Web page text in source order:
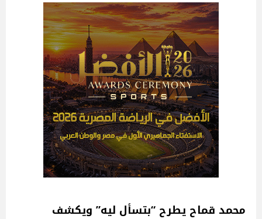
محمد قماح يطرح “بتسأل ليه” ويكشف